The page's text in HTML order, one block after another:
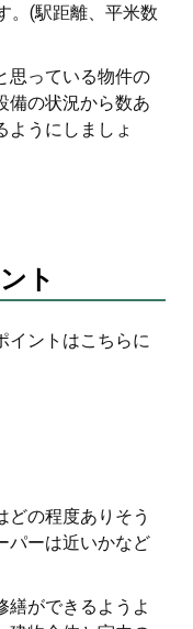
。(駅距離、平米数
思っている物件の
備の状況から数あ
ようにしましょ
ト
イントはこちらに
どの程度ありそう
パーは近いかなど
繕ができるようよ